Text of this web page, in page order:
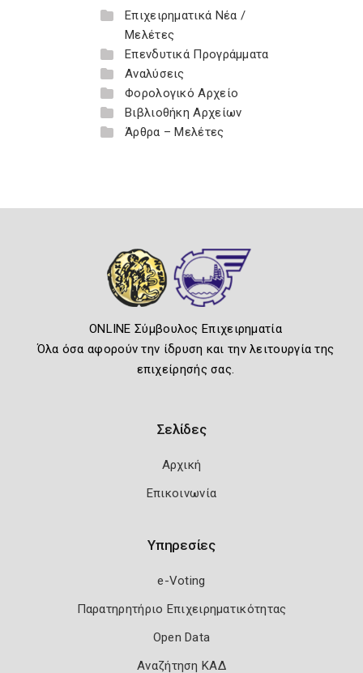
Επιχειρηματικά Νέα /
Μελέτες
Επενδυτικά Προγράμματα
Αναλύσεις
Φορολογικό Αρχείο
Βιβλιοθήκη Αρχείων
Άρθρα – Μελέτες
ONLINE Σύμβουλος Επιχειρηματία
Όλα όσα αφορούν την ίδρυση και την λειτουργία της
επιχείρησής σας.
Σελίδες
Αρχική
Επικοινωνία
Υπηρεσίες
e-Voting
Παρατηρητήριο Επιχειρηματικότητας
Open Data
Αναζήτηση ΚΑΔ